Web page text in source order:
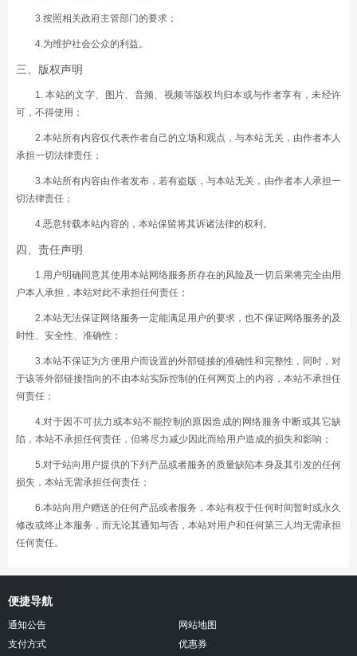
3.按照相关政府主管部门的要求；
4.为维护社会公众的利益。
三、版权声明
1. 本站的文字、图片、音频、视频等版权均归本或与作者享有，未经许
可，不得使用；
2.本站所有内容仅代表作者自己的立场和观点，与本站无关，由作者本人
承担一切法律责任；
3.本站所有内容由作者发布，若有盗版，与本站无关，由作者本人承担一
切法律责任；
4.恶意转载本站内容的，本站保留将其诉诸法律的权利。
四、责任声明
1.用户明确同意其使用本站网络服务所存在的风险及一切后果将完全由用
户本人承担，本站对此不承担任何责任；
2.本站无法保证网络服务一定能满足用户的要求，也不保证网络服务的及
时性、安全性、准确性；
3.本站不保证为方便用户而设置的外部链接的准确性和完整性，同时，对
于该等外部链接指向的不由本站实际控制的任何网页上的内容，本站不承担任
何责任；
4.对于因不可抗力或本站不能控制的原因造成的网络服务中断或其它缺
陷，本站不承担任何责任，但将尽力减少因此而给用户造成的损失和影响；
5.对于站向用户提供的下列产品或者服务的质量缺陷本身及其引发的任何
损失，本站无需承担任何责任；
6.本站向用户赠送的任何产品或者服务，本站有权于任何时间暂时或永久
修改或终止本服务，而无论其通知与否，本站对用户和任何第三人均无需承担
任何责任。
便捷导航
通知公告
网站地图
支付方式
优惠券